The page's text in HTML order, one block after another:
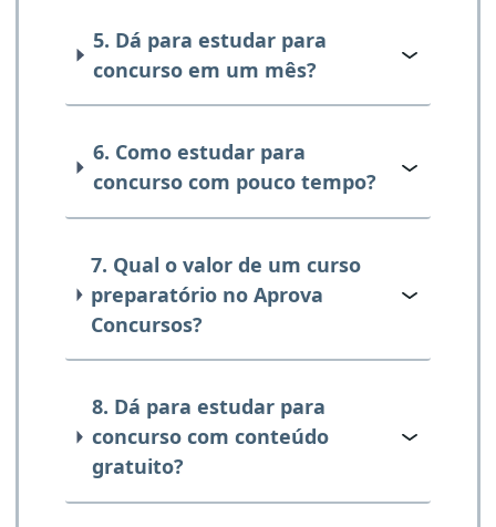
5. Dá para estudar para
concurso em um mês?
6. Como estudar para
concurso com pouco tempo?
7. Qual o valor de um curso
preparatório no Aprova
Concursos?
8. Dá para estudar para
concurso com conteúdo
gratuito?